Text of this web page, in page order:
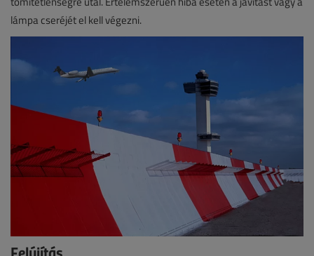
lámpa cseréjét el kell végezni.
Felújítás